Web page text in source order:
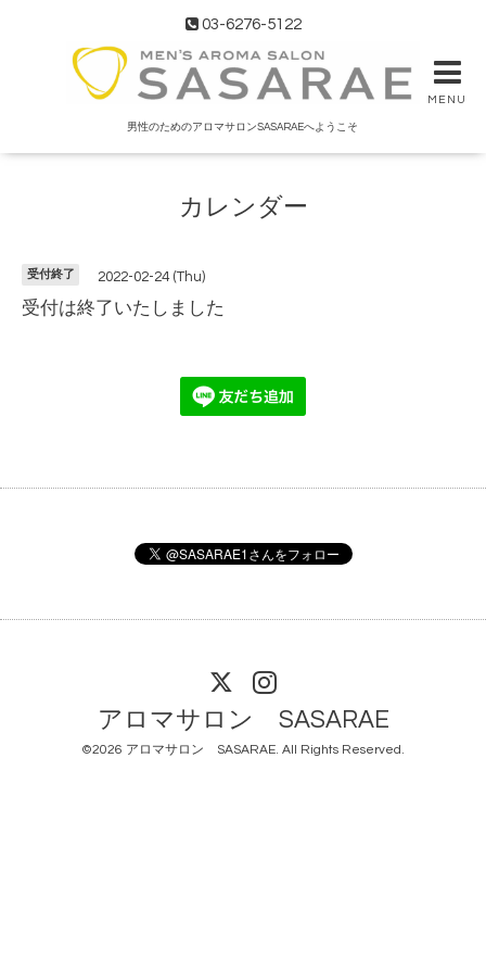
03-6276-5122
MENU
男性のためのアロマサロンSASARAEへようこそ
カレンダー
受付終了 2022-02-24 (Thu)
受付は終了いたしました
アロマサロン SASARAE
©2026 アロマサロン SASARAE. All Rights Reserved.